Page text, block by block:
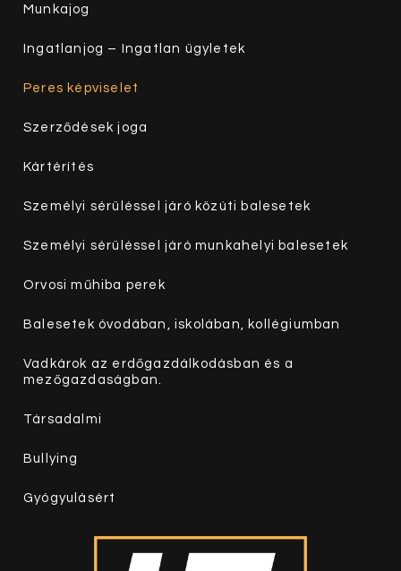
Munkajog
Ingatlanjog – Ingatlan ügyletek
Peres képviselet
Szerződések joga
Kártérítés
Személyi sérüléssel járó közúti balesetek
Személyi sérüléssel járó munkahelyi balesetek
Orvosi műhiba perek
Balesetek óvodában, iskolában, kollégiumban
Vadkárok az erdőgazdálkodásban és a
mezőgazdaságban.
Társadalmi
Bullying
Gyógyulásért